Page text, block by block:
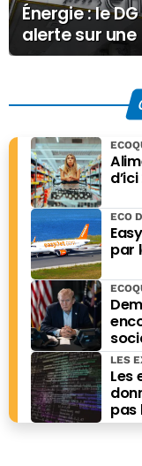
Énergie : le DG
alerte sur une
pénurie de
par
ECO
Les
pas
LES